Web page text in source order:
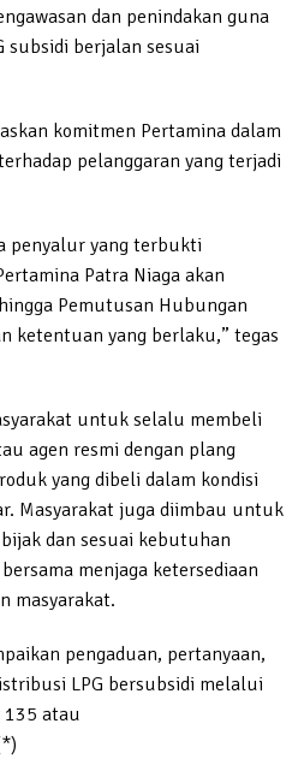
dan penindakan guna
subsidi berjalan sesuai
komitmen Pertamina dalam
pelanggaran yang terjadi
penyalur yang terbukti
Patra Niaga akan
Pemutusan Hubungan
ketentuan yang berlaku,” tegas
untuk selalu membeli
agen resmi dengan plang
yang dibeli dalam kondisi
Masyarakat juga diimbau untuk
dan sesuai kebutuhan
menjaga ketersediaan
masyarakat.
pengaduan, pertanyaan,
LPG bersubsidi melalui
135 atau